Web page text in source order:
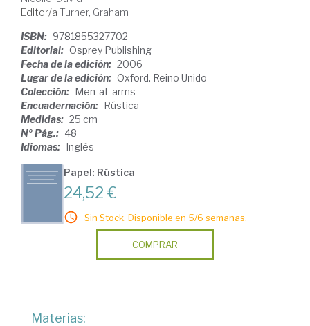
Editor/a Turner, Graham
ISBN: 9781855327702
Editorial: Osprey Publishing
Fecha de la edición: 2006
Lugar de la edición: Oxford. Reino Unido
Colección: Men-at-arms
Encuadernación: Rústica
Medidas: 25 cm
Nº Pág.: 48
Idiomas: Inglés
Papel: Rústica
24,52 €
Sin Stock. Disponible en 5/6 semanas.
COMPRAR
Materias: